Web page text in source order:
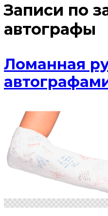
Записи по
автографы
Ломанная